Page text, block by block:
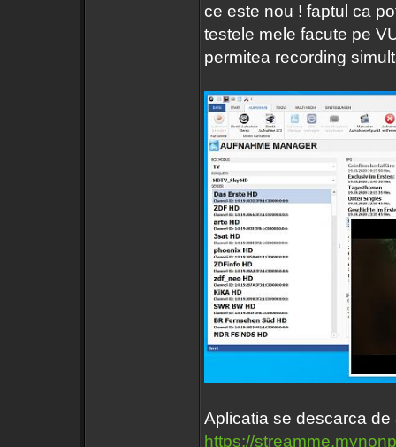
ce este nou ! faptul ca
testele mele facute pe
permitea recording
Aplicatia se descarca de
https://